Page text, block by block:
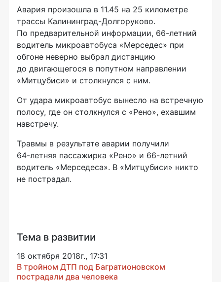
Авария произошла в 11.45 на 25 километре
трассы Калининград-Долгоруково.
По предварительной информации, 66-летний
водитель микроавтобуса «Мерседес» при
обгоне неверно выбрал дистанцию
до двигающегося в попутном направлении
«Митцубиси» и столкнулся с ним.
От удара микроавтобус вынесло на встречную
полосу, где он столкнулся с «Рено», ехавшим
навстречу.
Травмы в результате аварии получили
64-летняя пассажирка «Рено» и 66-летний
водитель «Мерседеса». В «Митцубиси» никто
не пострадал.
Тема в развитии
18 октября 2018г., 17:31
В тройном ДТП под Багратионовском
пострадали два человека